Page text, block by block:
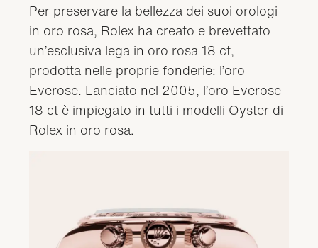
Per preservare la bellezza dei suoi orologi
in oro rosa, Rolex ha creato e brevettato
un’esclusiva lega in oro rosa 18 ct,
prodotta nelle proprie fonderie: l’oro
Everose. Lanciato nel 2005, l’oro Everose
18 ct è impiegato in tutti i modelli Oyster di
Rolex in oro rosa.